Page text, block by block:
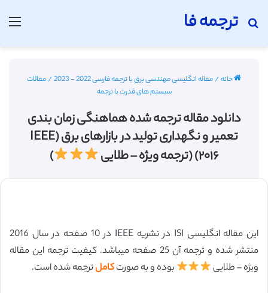
ترجمه فا
جستجو برای
خانه/مقاله انگلیسی مهندسی برق با ترجمه فارسی 2022 - 2023 /مقالات
سیستم های قدرت با ترجمه
دانلود مقاله ترجمه شده هماهنگی زمان بندی
تعمیر و نگهداری تولید در بازارهای برق (IEEE
۲۰۱۶) (ترجمه ویژه – طلایی
)
این مقاله انگلیسی ISI در نشریه IEEE در 10 صفحه در سال 2016
منتشر شده و ترجمه آن 25 صفحه میباشد. کیفیت ترجمه این مقاله
ویژه – طلایی
بوده و به صورتکاملترجمه شده است.